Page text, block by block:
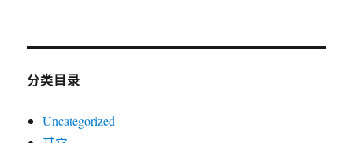
分类目录
Uncategorized